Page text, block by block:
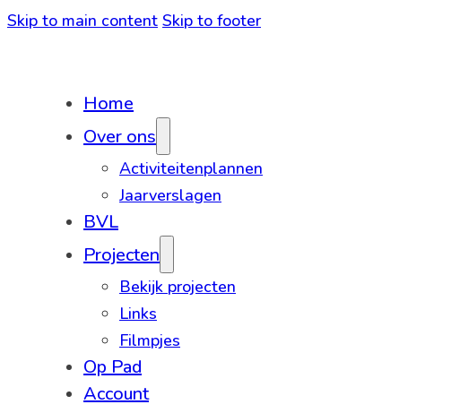
Skip to main content Skip to footer
Home
Over ons
Activiteitenplannen
Jaarverslagen
BVL
Projecten
Bekijk projecten
Links
Filmpjes
Op Pad
Account